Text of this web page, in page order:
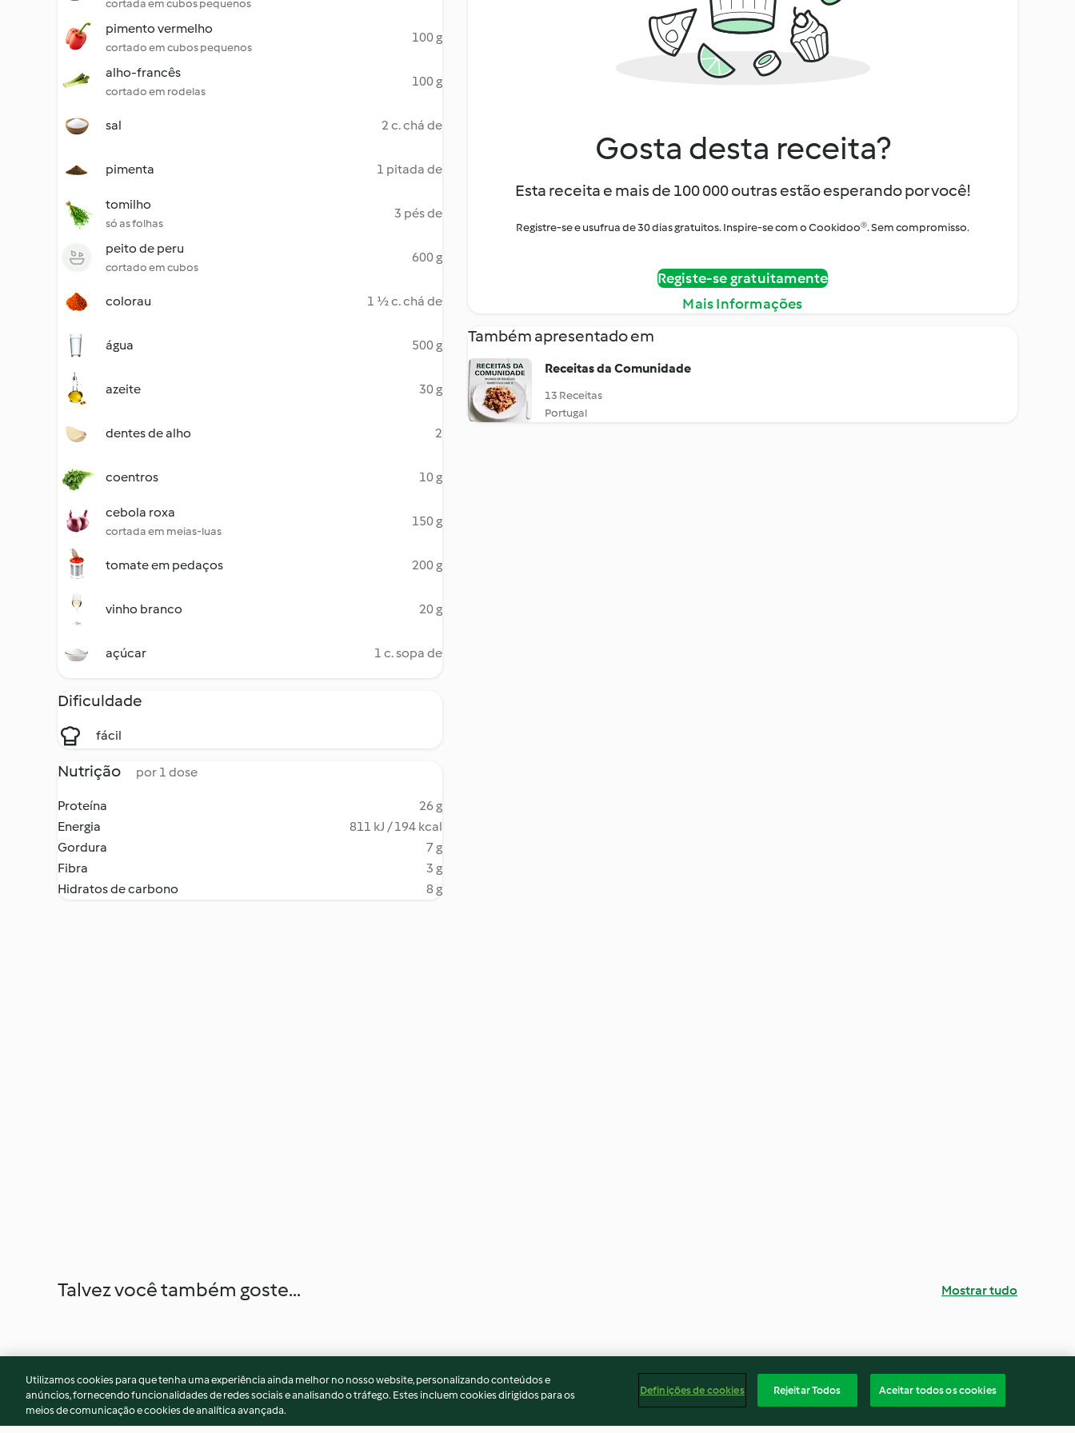
cortada em cubos pequenos
pimento vermelho
cortado em cubos pequenos
100 g
alho-francês
cortado em rodelas
100 g
sal 2 c. chá de
pimenta 1 pitada de
tomilho
só as folhas
3 pés de
peito de peru
cortado em cubos
600 g
colorau 1 ½ c. chá de
água 500 g
azeite 30 g
dentes de alho 2
coentros 10 g
cebola roxa
cortada em meias-luas
150 g
tomate em pedaços 200 g
vinho branco 20 g
açúcar 1 c. sopa de
Dificuldade
fácil
Nutrição por 1 dose
Proteína
26 g
Energia
811 kJ / 194 kcal
Gordura
7 g
Fibra
3 g
Hidratos de carbono
8 g
Gosta desta receita?
Esta receita e mais de 100 000 outras estão esperando por você!
Registre-se e usufrua de 30 dias gratuitos. Inspire-se com o Cookidoo®. Sem compromisso.
Registe-se gratuitamente
Mais Informações
Também apresentado em
Receitas da Comunidade
13 Receitas
Portugal
Talvez você também goste... Mostrar tudo
Utilizamos cookies para que tenha uma experiência ainda melhor no nosso website, personalizando conteúdos e
anúncios, fornecendo funcionalidades de redes sociais e analisando o tráfego. Estes incluem cookies dirigidos para os
meios de comunicação e cookies de analítica avançada.
Definições de cookies Rejeitar Todos Aceitar todos os cookies